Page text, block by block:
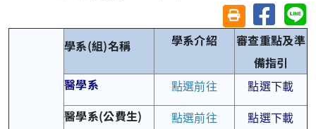
友善列印(另開視
分享至
學系(組)名稱 學系介紹
審查重點及準
備指引
醫學系
點選前往
點選下載
醫學系(公費生)
點選前往
點選下載